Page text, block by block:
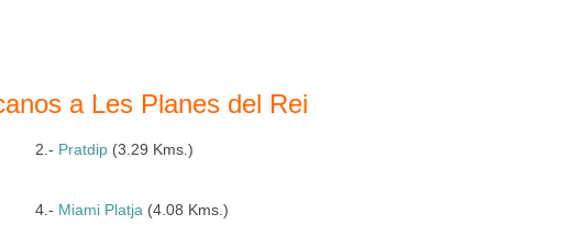
a Les Planes del Rei
2.- Pratdip (3.29 Kms.)
4.- Miami Platja (4.08 Kms.)